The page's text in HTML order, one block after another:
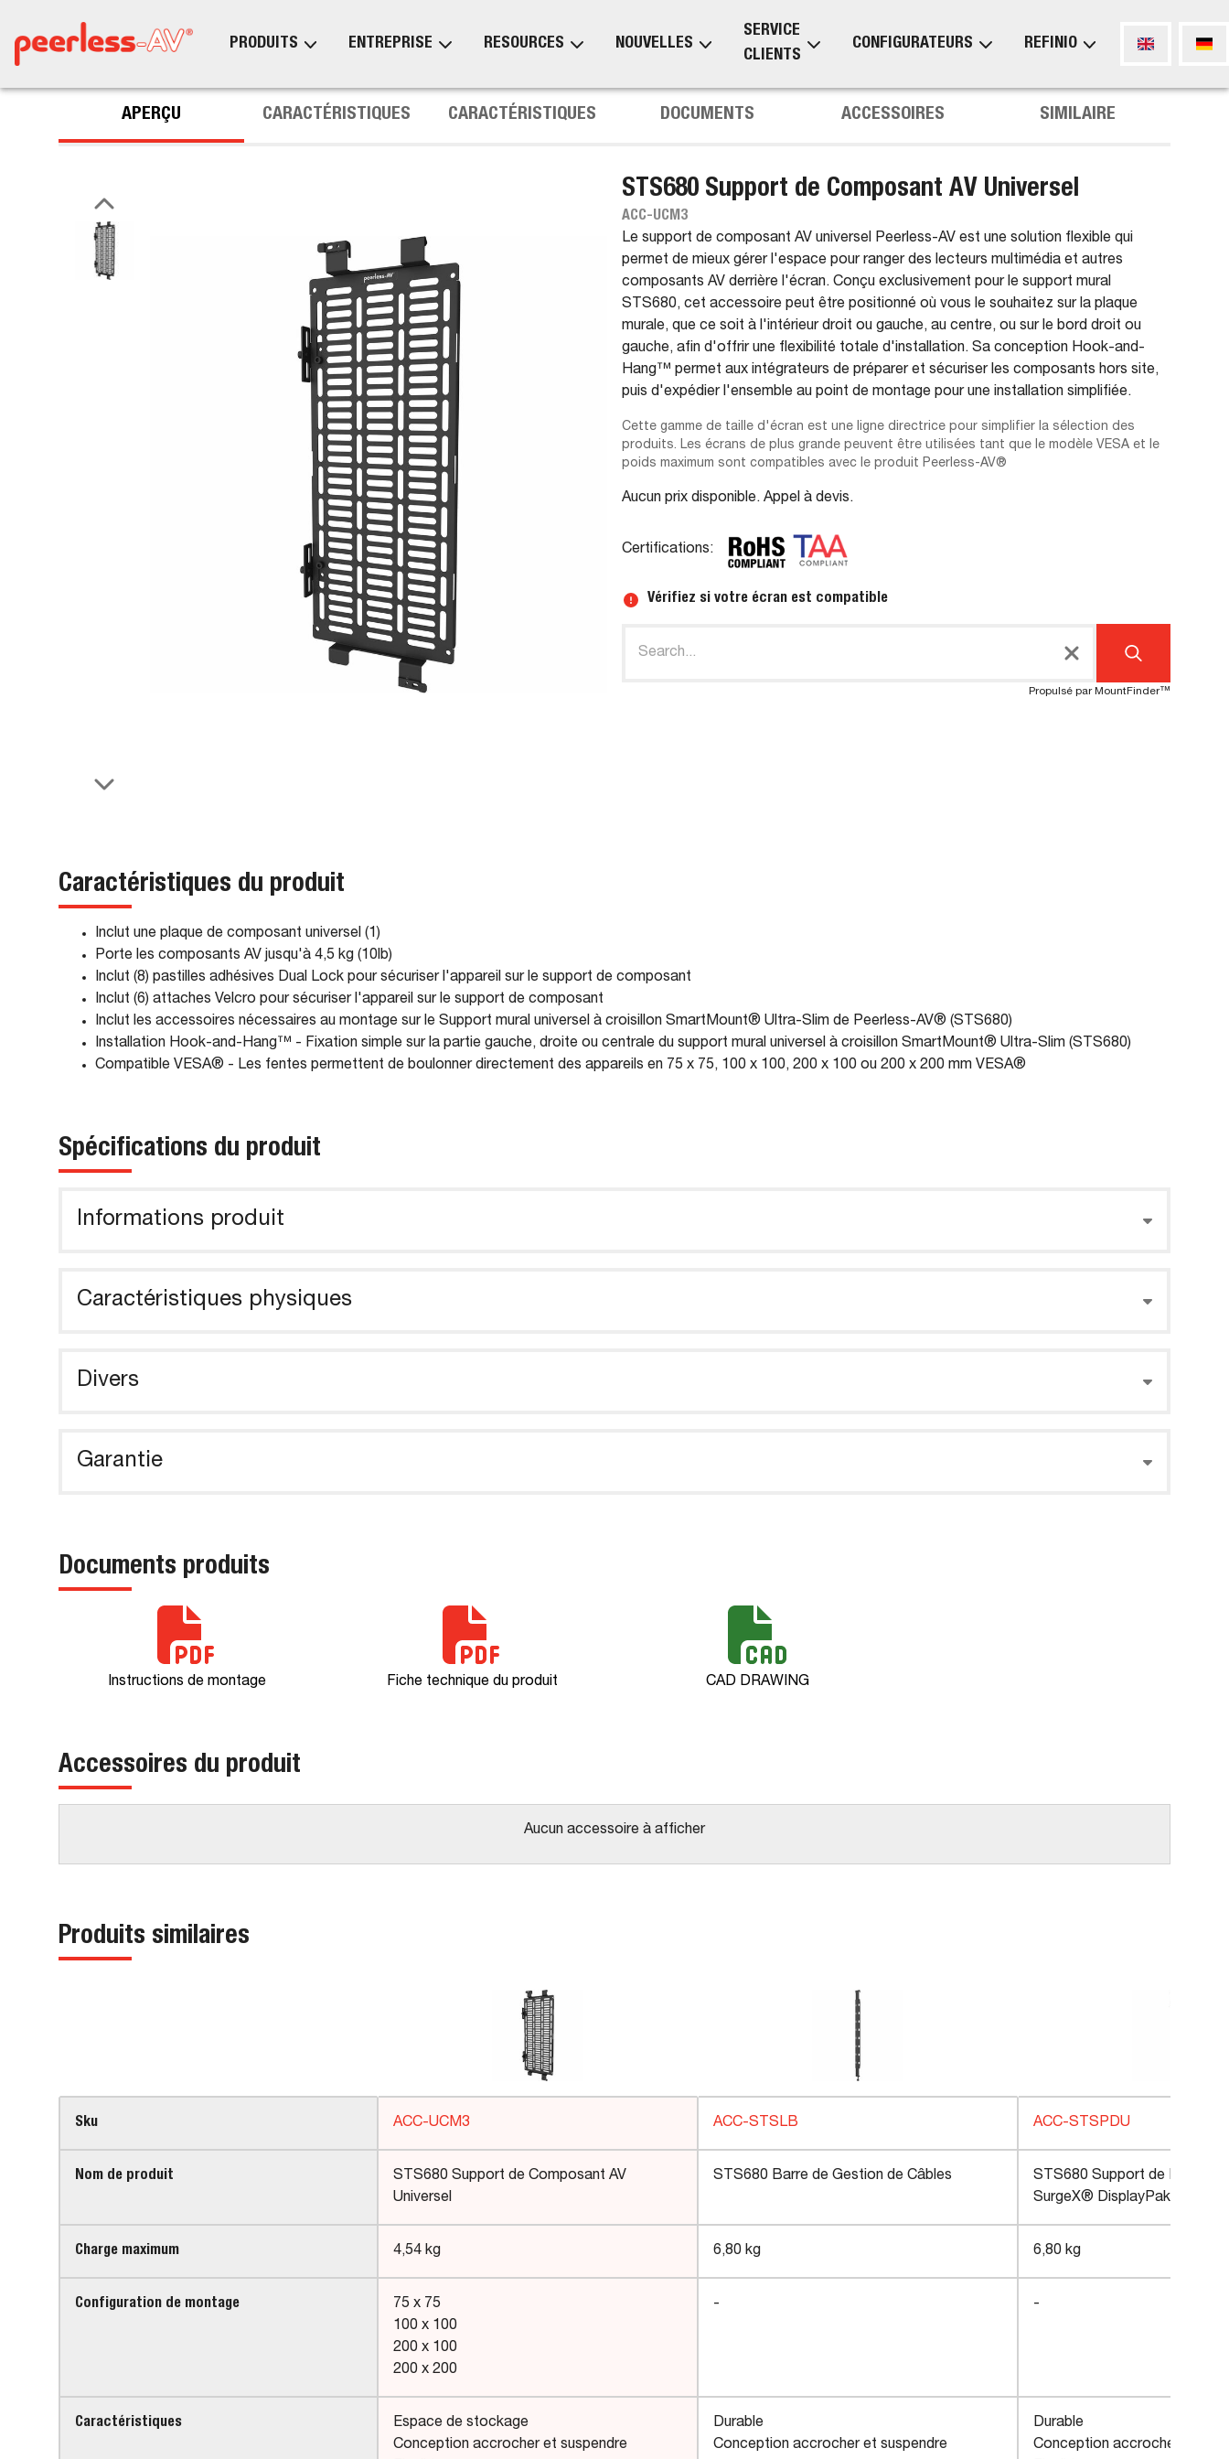
PRODUITS ENTREPRISE RESOURCES NOUVELLES
SERVICE
CLIENTS
CONFIGURATEURS REFINIO
APERÇU CARACTÉRISTIQUES CARACTÉRISTIQUES DOCUMENTS ACCESSOIRES SIMILAIRE
STS680 Support de Composant AV Universel
ACC-UCM3
Le support de composant AV universel Peerless-AV est une solution flexible qui
permet de mieux gérer l'espace pour ranger des lecteurs multimédia et autres
composants AV derrière l'écran. Conçu exclusivement pour le support mural
STS680, cet accessoire peut être positionné où vous le souhaitez sur la plaque
murale, que ce soit à l'intérieur droit ou gauche, au centre, ou sur le bord droit ou
gauche, afin d'offrir une flexibilité totale d'installation. Sa conception Hook-and-
Hang™ permet aux intégrateurs de préparer et sécuriser les composants hors site,
puis d'expédier l'ensemble au point de montage pour une installation simplifiée.
Cette gamme de taille d'écran est une ligne directrice pour simplifier la sélection des
produits. Les écrans de plus grande peuvent être utilisées tant que le modèle VESA et le
poids maximum sont compatibles avec le produit Peerless-AV®
Aucun prix disponible. Appel à devis.
Certifications:
Vérifiez si votre écran est compatible
Propulsé par MountFinder™
Caractéristiques du produit
Inclut une plaque de composant universel (1)
Porte les composants AV jusqu'à 4,5 kg (10lb)
Inclut (8) pastilles adhésives Dual Lock pour sécuriser l'appareil sur le support de composant
Inclut (6) attaches Velcro pour sécuriser l'appareil sur le support de composant
Inclut les accessoires nécessaires au montage sur le Support mural universel à croisillon SmartMount® Ultra-Slim de Peerless-AV® (STS680)
Installation Hook-and-Hang™ - Fixation simple sur la partie gauche, droite ou centrale du support mural universel à croisillon SmartMount® Ultra-Slim (STS680)
Compatible VESA® - Les fentes permettent de boulonner directement des appareils en 75 x 75, 100 x 100, 200 x 100 ou 200 x 200 mm VESA®
Spécifications du produit
Informations produit
Caractéristiques physiques
Divers
Garantie
Documents produits
Instructions de montage Fiche technique du produit CAD DRAWING
Accessoires du produit
Aucun accessoire à afficher
Produits similaires
Sku ACC-UCM3 ACC-STSLB ACC-STSPDU
Nom de produit
STS680 Support de Composant AV
Universel
STS680 Barre de Gestion de Câbles
STS680 Support de
SurgeX® DisplayPak+
Charge maximum 4,54 kg 6,80 kg 6,80 kg
Configuration de montage
75 x 75
100 x 100
200 x 100
200 x 200
- -
Caractéristiques
Espace de stockage
Conception accrocher et suspendre
Durable
Conception accrocher et suspendre
Durable
Conception accrocher et